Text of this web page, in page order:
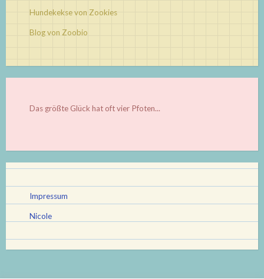
Hundekekse von Zookies
Blog von Zoobio
Das größte Glück hat oft vier Pfoten...
Impressum
Nicole